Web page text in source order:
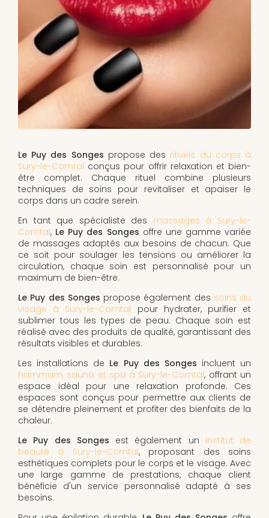
Le Puy des Songes propose des rituels du corps à
Sury-le-Comtal conçus pour offrir relaxation et bien-
être complet. Chaque rituel combine plusieurs
techniques de soins pour revitaliser et apaiser le
corps dans un cadre serein.
En tant que spécialiste des massages à Sury-le-
Comtal, Le Puy des Songes offre une gamme variée
de massages adaptés aux besoins de chacun. Que
ce soit pour soulager les tensions ou améliorer la
circulation, chaque soin est personnalisé pour un
maximum de bien-être.
Le Puy des Songes propose également des soins du
visage à Sury-le-Comtal pour hydrater, purifier et
sublimer tous les types de peau. Chaque soin est
réalisé avec des produits de qualité, garantissant des
résultats visibles et durables.
Les installations de Le Puy des Songes incluent un
hammam, sauna et spa à Sury-le-Comtal, offrant un
espace idéal pour une relaxation profonde. Ces
espaces sont conçus pour permettre aux clients de
se détendre pleinement et profiter des bienfaits de la
chaleur.
Le Puy des Songes est également un institut de
beauté à Sury-le-Comtal, proposant des soins
esthétiques complets pour le corps et le visage. Avec
une large gamme de prestations, chaque client
bénéficie d'un service personnalisé adapté à ses
besoins.